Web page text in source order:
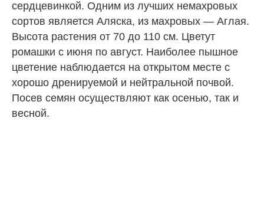
сердцевинкой. Одним из лучших немахровых
сортов является Аляска, из махровых — Аглая.
Высота растения от 70 до 110 см. Цветут
ромашки с июня по август. Наиболее пышное
цветение наблюдается на открытом месте с
хорошо дренируемой и нейтральной почвой.
Посев семян осуществляют как осенью, так и
весной.